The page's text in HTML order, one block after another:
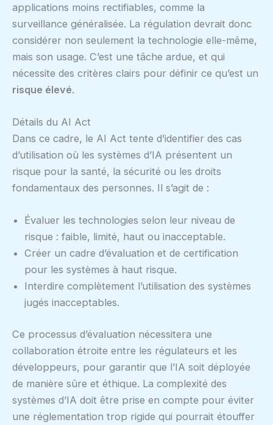
applications moins rectifiables, comme la
surveillance généralisée. La régulation devrait donc
considérer non seulement la technologie elle-même,
mais son usage. C’est une tâche ardue, et qui
nécessite des critères clairs pour définir ce qu’est un
risque élevé.
Détails du AI Act
Dans ce cadre, le AI Act tente d’identifier des cas
d’utilisation où les systèmes d’IA présentent un
risque pour la santé, la sécurité ou les droits
fondamentaux des personnes. Il s’agit de :
Évaluer les technologies selon leur niveau de
risque : faible, limité, haut ou inacceptable.
Créer un cadre d’évaluation et de certification
pour les systèmes à haut risque.
Interdire complètement l’utilisation des systèmes
jugés inacceptables.
Ce processus d’évaluation nécessitera une
collaboration étroite entre les régulateurs et les
développeurs, pour garantir que l’IA soit déployée
de manière sûre et éthique. La complexité des
systèmes d’IA doit être prise en compte pour éviter
une réglementation trop rigide qui pourrait étouffer